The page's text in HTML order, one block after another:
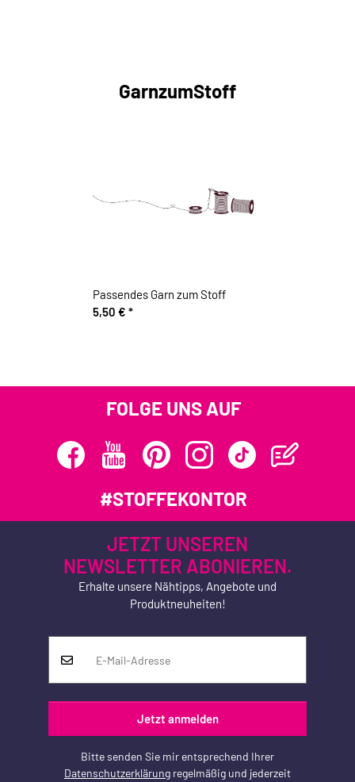
GarnzumStoff
Passendes Garn zum Stoff
5,50 € *
FOLGE UNS AUF
#STOFFEKONTOR
JETZT UNSEREN
NEWSLETTER ABONIEREN.
Erhalte unsere Nähtipps, Angebote und
Produktneuheiten!
Jetzt anmelden
Bitte senden Sie mir entsprechend Ihrer
Datenschutzerklärung regelmäßig und jederzeit